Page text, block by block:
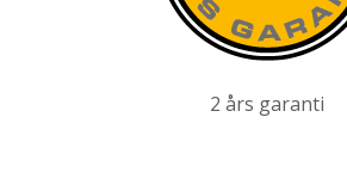
2 års garanti